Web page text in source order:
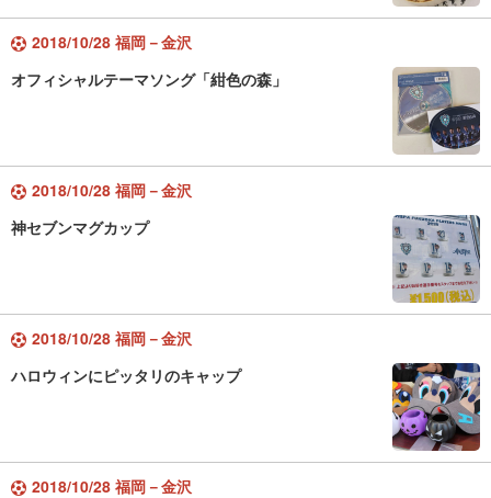
2018/10/28 福岡－金沢
オフィシャルテーマソング「紺色の森」
2018/10/28 福岡－金沢
神セブンマグカップ
2018/10/28 福岡－金沢
ハロウィンにピッタリのキャップ
2018/10/28 福岡－金沢